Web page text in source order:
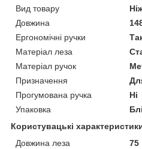
Вид товару
Довжина
Ергономічні ручки
Матеріал леза
Матеріал ручок
Призначення
Прогумована ручка
Ні
Упаковка
Користувацькі
Довжина леза
75